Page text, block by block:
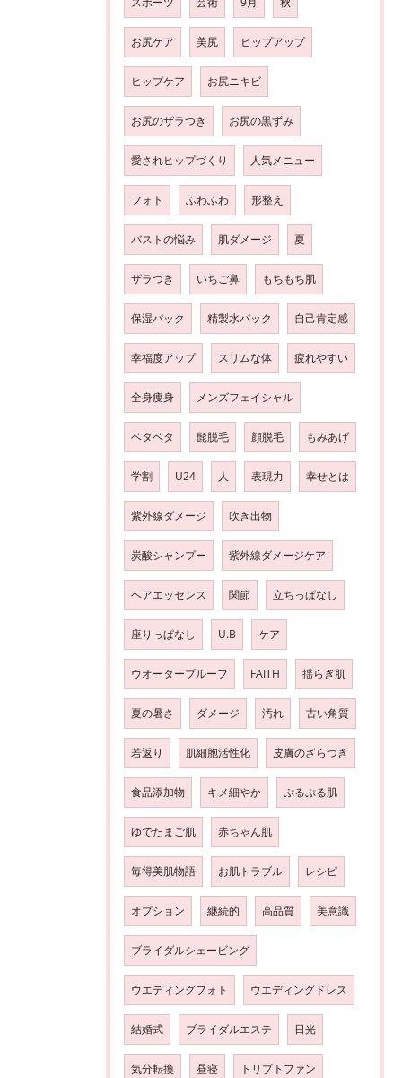
お尻ケア 美尻 ヒップアップ
ヒップケア お尻ニキビ
お尻のザラつき お尻の黒ずみ
愛されヒップづくり 人気メニュー
フォト ふわふわ 形整え
バストの悩み 肌ダメージ 夏
ザラつき いちご鼻 もちもち肌
保湿パック 精製水パック 自己肯定感
幸福度アップ スリムな体 疲れやすい
全身痩身 メンズフェイシャル
ベタベタ 髭脱毛 顔脱毛 もみあげ
学割 U24 人 表現力 幸せとは
紫外線ダメージ 吹き出物
炭酸シャンプー 紫外線ダメージケア
ヘアエッセンス 関節 立ちっぱなし
座りっぱなし U.B ケア
ウオータープルーフ FAITH 揺らぎ肌
夏の暑さ ダメージ 汚れ 古い角質
若返り 肌細胞活性化 皮膚のざらつき
食品添加物 キメ細やか ぷるぷる肌
ゆでたまご肌 赤ちゃん肌
毎得美肌物語 お肌トラブル レシピ
オプション 継続的 高品質 美意識
ブライダルシェービング
ウエディングフォト ウエディングドレス
結婚式 ブライダルエステ 日光
気分転換 昼寝 トリプトファン